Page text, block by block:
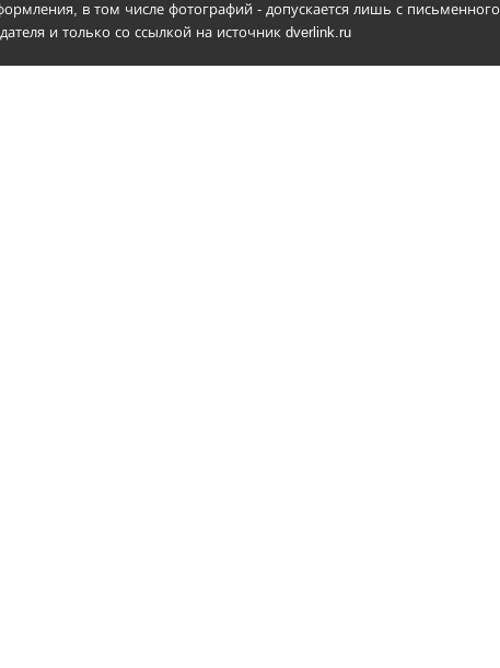
в том числе фотографий - допускается лишь с письменного
и только со ссылкой на источник dverlink.ru